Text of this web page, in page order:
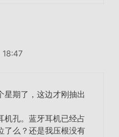
18:47
星期了，这边才刚抽出
机孔。蓝牙耳机已经占
了么？还是我压根没有